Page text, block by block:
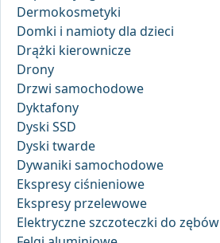
Dermokosmetyki
Domki i namioty dla dzieci
Drążki kierownicze
Drony
Drzwi samochodowe
Dyktafony
Dyski SSD
Dyski twarde
Dywaniki samochodowe
Ekspresy ciśnieniowe
Ekspresy przelewowe
Elektryczne szczoteczki do zębów